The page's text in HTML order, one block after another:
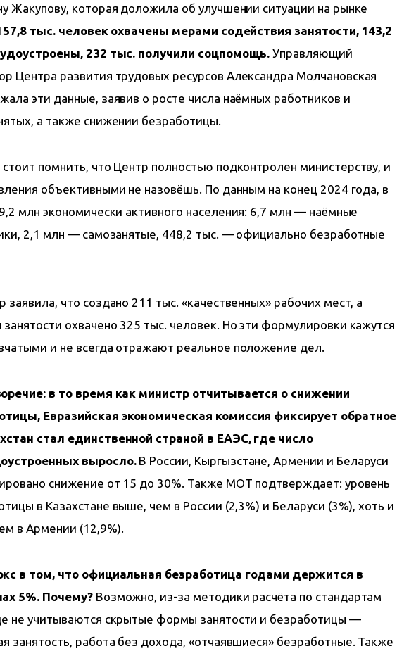
Жакупову, которая доложила об улучшении ситуации на рынке
тыс. человек охвачены мерами содействия занятости, 143,2
232 тыс. получили соцпомощь. Управляющий
Центра развития трудовых ресурсов Александра Молчановская
эти данные, заявив о росте числа наёмных работников и
а также снижении безработицы.
помнить, что Центр полностью подконтролен министерству, и
объективными не назовёшь. По данным на конец 2024 года, в
млн экономически активного населения: 6,7 млн — наёмные
2,1 млн — самозанятые, 448,2 тыс. — официально безработные
заявила, что создано 211 тыс. «качественных» рабочих мест, а
охвачено 325 тыс. человек. Но эти формулировки кажутся
и не всегда отражают реальное положение дел.
в то время как министр отчитывается о снижении
Евразийская экономическая комиссия фиксирует обратное
стал единственной страной в ЕАЭС, где число
выросло. В России, Кыргызстане, Армении и Беларуси
снижение от 15 до 30%. Также МОТ подтверждает: уровень
в Казахстане выше, чем в России (2,3%) и Беларуси (3%), хоть и
в Армении (12,9%).
в том, что официальная безработица годами держится в
5%. Почему? Возможно, из-за методики расчёта по стандартам
не учитываются скрытые формы занятости и безработицы —
занятость, работа без дохода, «отчаявшиеся» безработные. Также